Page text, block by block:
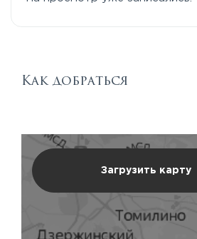
Как добраться
Загрузить карту